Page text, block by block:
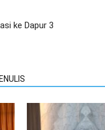
ke Dapur 3